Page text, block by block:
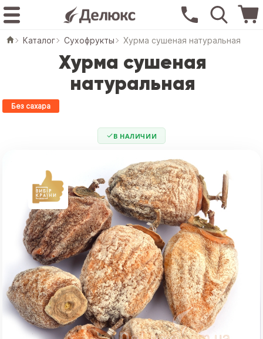
Каталог Сухофрукты Хурма сушеная натуральная
Хурма сушеная
натуральная
Без сахара
В НАЛИЧИИ